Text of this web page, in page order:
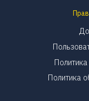
Политика